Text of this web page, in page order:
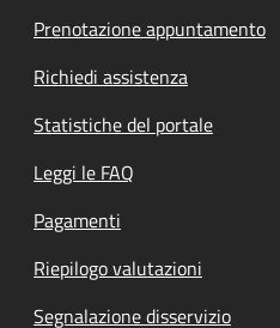
Prenotazione appuntamento
Richiedi assistenza
Statistiche del portale
Leggi le FAQ
Pagamenti
Riepilogo valutazioni
Segnalazione disservizio